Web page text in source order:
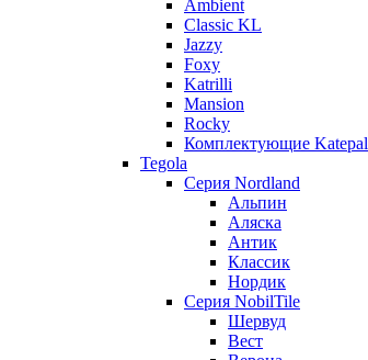
Ambient
Classic KL
Jazzy
Foxy
Katrilli
Mansion
Rocky
Комплектующие Katepal
Tegola
Серия Nordland
Альпин
Аляска
Антик
Классик
Нордик
Серия NobilTile
Шервуд
Вест